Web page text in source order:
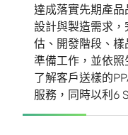
達成落實先期產
設計與製造需求
估、開發階段、
準備工作，並依照
了解客戶送樣的
服務，同時以利6